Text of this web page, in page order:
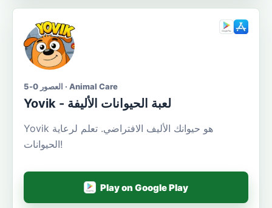
العصور 0-5 · Animal Care
Yovik - لعبة الحيوانات الأليفة
Yovik هو حيوانك الأليف الافتراضي. تعلم لرعاية
الحيوانات!
Play on Google Play